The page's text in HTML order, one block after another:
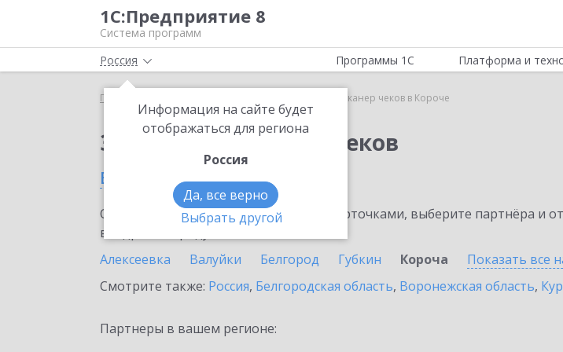
1С:Предприятие 8
Система программ
Россия
Информация на сайте будет
отображаться для региона
Россия
Да, все верно
Выбрать другой
Программы 1С Платформа и
Главная 1С:Сканер чеков в Короче
Заказать 1С:Сканер чеков
в Короче
Ознакомьтесь с информационными карточками, выберите партнёра и
внедрение продукта.
Алексеевка
Валуйки Белгород Губкин Короча Показать все
Смотрите также: Россия, Белгородская область, Воронежская область,
Партнеры в вашем регионе: